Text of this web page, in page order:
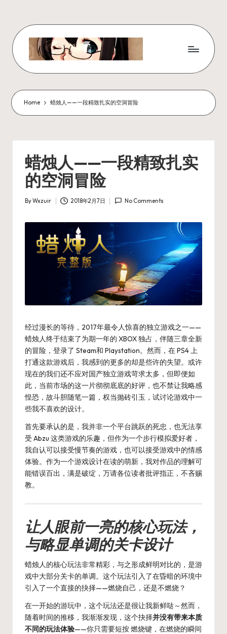
content
W
x
z
ui
r
_
N
ot
Home 蜡烛人——一段精致扎实的空洞冒险
蜡烛人——一段精致扎实
的空洞冒险
Posted
ByWxzuir 2018年2月7日 No Comments
经过漫长的等待，2017年最令人惊喜的独立游戏之一——
蜡烛人终于结束了为期一年的 XBOX 独占，伴随三章全新
的冒险，登录了 Steam和 Playstation。然而，在 PS4 上
打通这款游戏后，我感到的更多的却是些许的失望。或许
现在的我们还不应对国产独立游戏苛求太多，但即便如
此，当前市场的这一片彻彻底底的好评，也不禁让我略感
惶恐，故斗胆随笔一篇，权当抛砖引玉，试讨论游戏中一
些我不喜欢的设计。
首先要承认的是，我并非一个平台跳跃的死忠，也无法享
受 Abzu 这类游戏的乐趣，但作为一个步行模拟爱好者，
我自认可以接受慢节奏的游戏，也可以接受游戏中的情感
体验。作为一个游戏设计在读的萌新，我对作品的理解可
能错误百出，满是破绽，万请各位读者批评指正，不吝赐
教。
让人眼前一亮的核心玩法，
与略显单调的关卡设计
蜡烛人的核心玩法非常精彩，与之形成鲜明对比的，是游
戏中大部分关卡的单调。这个玩法引入了在昏暗的环境中
引入了一个直接的抉择——燃烧自己，还是不燃烧？
在一开始的游玩中，这个玩法还是很让我新鲜哒～然而，
随着时间的推移，我渐渐发现，这个抉择并没有带来本质
不同的玩法体验——你只需要短按 燃烧键，在燃烧的瞬间